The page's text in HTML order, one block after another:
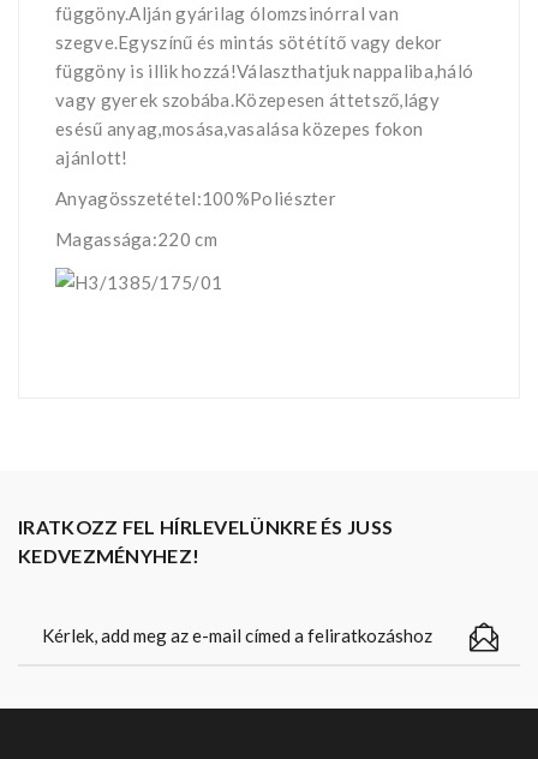
függöny.Alján gyárilag ólomzsinórral van
szegve.Egyszínű és mintás sötétítő vagy dekor
függöny is illik hozzá!Választhatjuk nappaliba,háló
vagy gyerek szobába.Közepesen áttetsző,lágy
esésű anyag,mosása,vasalása közepes fokon
ajánlott!
Anyagösszetétel:100%Poliészter
Magassága:220 cm
IRATKOZZ FEL HÍRLEVELÜNKRE ÉS JUSS
KEDVEZMÉNYHEZ!